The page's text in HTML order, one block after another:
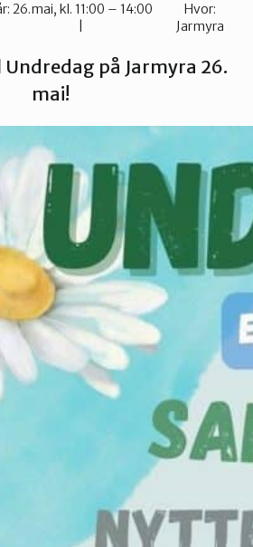
26.mai, kl. 11:00 – 14:00
Hvor:
Jarmyra
på Jarmyra 26.
mai!